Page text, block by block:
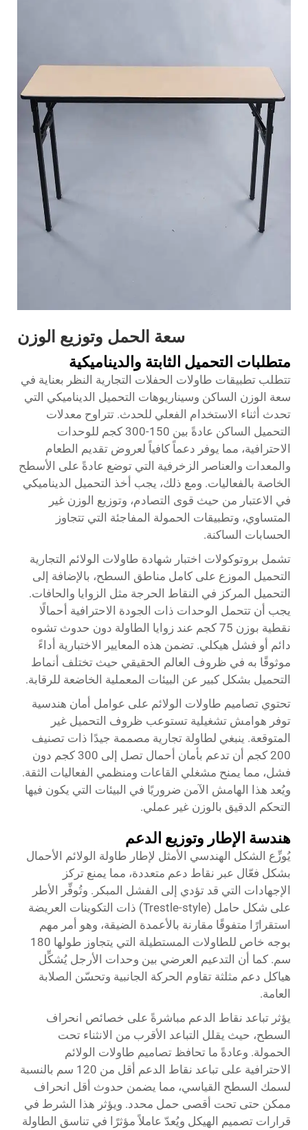
سعة الحمل وتوزيع الوزن
متطلبات التحميل الثابتة والديناميكية
تتطلب تطبيقات طاولات الحفلات التجارية النظر بعناية في
سعة الوزن الساكن وسيناريوهات التحميل الديناميكي التي
تحدث أثناء الاستخدام الفعلي للحدث. تتراوح معدلات
التحميل الساكن عادةً بين 150-300 كجم للوحدات
الاحترافية، مما يوفر دعماً كافياً لعروض تقديم الطعام
والمعدات والعناصر الزخرفية التي توضع عادةً على الأسطح
الخاصة بالفعاليات. ومع ذلك، يجب أخذ التحميل الديناميكي
في الاعتبار من حيث قوى التصادم، وتوزيع الوزن غير
المتساوي، وتطبيقات الحمولة المفاجئة التي تتجاوز
الحسابات الساكنة.
تشمل بروتوكولات اختبار شهادة طاولات الولائم التجارية
التحميل الموزع على كامل مناطق السطح، بالإضافة إلى
التحميل المركز في النقاط الحرجة مثل الزوايا والحافات.
يجب أن تتحمل الوحدات ذات الجودة الاحترافية أحمالًا
نقطية بوزن 75 كجم عند زوايا الطاولة دون حدوث تشوه
دائم أو فشل هيكلي. تضمن هذه المعايير الاختبارية أداءً
موثوقًا به في ظروف العالم الحقيقي حيث تختلف أنماط
التحميل بشكل كبير عن البيئات المعملية الخاضعة للرقابة.
تحتوي تصاميم طاولات الولائم على عوامل أمان هندسية
توفر هوامش تشغيلية تستوعب ظروف التحميل غير
المتوقعة. ينبغي لطاولة تجارية مصممة جيدًا ذات تصنيف
200 كجم أن تدعم بأمان أحمال تصل إلى 300 كجم دون
فشل، مما يمنح مشغلي القاعات ومنظمي الفعاليات الثقة.
ويُعد هذا الهامش الآمن ضروريًا في البيئات التي يكون فيها
التحكم الدقيق بالوزن غير عملي.
هندسة الإطار وتوزيع الدعم
يُوزِّع الشكل الهندسي الأمثل لإطار طاولة الولائم الأحمال
بشكل فعّال عبر نقاط دعم متعددة، مما يمنع تركز
الإجهادات التي قد تؤدي إلى الفشل المبكر. وتُوفِّر الأطر
على شكل حامل (Trestle-style) ذات التكوينات العريضة
استقرارًا متفوقًا مقارنة بالأعمدة الضيقة، وهو أمر مهم
بوجه خاص للطاولات المستطيلة التي يتجاوز طولها 180
سم. كما أن التدعيم العرضي بين وحدات الأرجل يُشكِّل
هياكل دعم مثلثة تقاوم الحركة الجانبية وتحسّن الصلابة
العامة.
يؤثر تباعد نقاط الدعم مباشرةً على خصائص انحراف
السطح، حيث يقلل التباعد الأقرب من الانثناء تحت
الحمولة. وعادةً ما تحافظ تصاميم طاولات الولائم
الاحترافية على تباعد نقاط الدعم أقل من 120 سم بالنسبة
لسمك السطح القياسي، مما يضمن حدوث أقل انحراف
ممكن حتى تحت أقصى حمل محدد. ويؤثر هذا الشرط في
قرارات تصميم الهيكل ويُعدّ عاملاً مؤثرًا في تناسق الطاولة